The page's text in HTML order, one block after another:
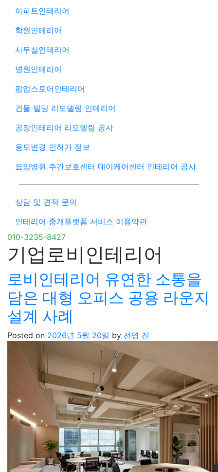
아파트인테리어
학원인테리어
사무실인테리어
병원인테리어
팝업스토어인테리어
건물 빌딩 리모델링 인테리어
공장인테리어 리모델링 공사
용도변경 인허가 정보
요양병원 주간보호센터 데이케어센터 인테리어 공사
상담 및 견적 문의
인테리어 중개플랫폼 서비스 이용약관
010-3235-8427
기업로비인테리어
로비인테리어 유연한 소통을
담은 대형 오피스 공용 라운지
설계 사례
Posted on 2026년 5월 20일 by 선영 진